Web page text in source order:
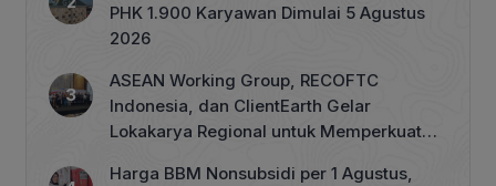
PHK 1.900 Karyawan Dimulai 5 Agustus
2026
ASEAN Working Group, RECOFTC
Indonesia, dan ClientEarth Gelar
Lokakarya Regional untuk Memperkuat
Harga BBM Nonsubsidi per 1 Agustus,